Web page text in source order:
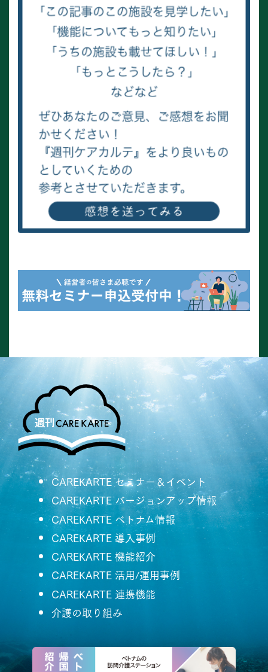
CAREKARTE セミナー＆イベント
CAREKARTE バージョンアップ情報
CAREKARTE ベトナム情報
CAREKARTE 導入事例
CAREKARTE 機能紹介
CAREKARTE 活用/運用事例
CAREKARTE 連携機能
介護の取り組み